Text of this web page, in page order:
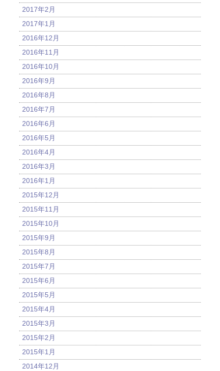
2017年2月
2017年1月
2016年12月
2016年11月
2016年10月
2016年9月
2016年8月
2016年7月
2016年6月
2016年5月
2016年4月
2016年3月
2016年1月
2015年12月
2015年11月
2015年10月
2015年9月
2015年8月
2015年7月
2015年6月
2015年5月
2015年4月
2015年3月
2015年2月
2015年1月
2014年12月